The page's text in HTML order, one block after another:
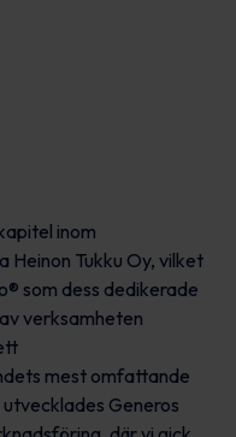
inom
Heinon Tukku Oy, vilket
som dess dedikerade
verksamheten
mest omfattande
Generos